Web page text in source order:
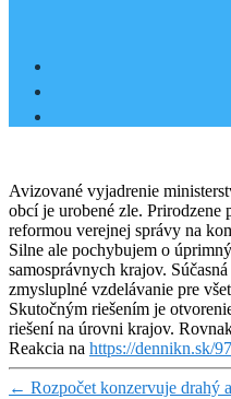
Avizované vyjadrenie
obcí je urobené zle. Prirodzene
reformou verejnej správy na
Silne ale pochybujem o
samosprávnych krajov.
zmysluplné vzdelávanie pre
Skutočným riešením je
riešení na úrovni krajov.
Reakcia na https://dennikn.sk/
← Rozpočet konzervuje drahý